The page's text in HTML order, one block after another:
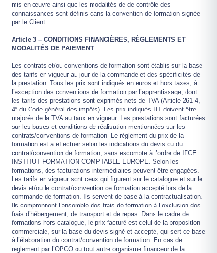
mis en œuvre ainsi que les modalités de de contrôle des
connaissances sont définis dans la convention de formation signée
par le Client.
Article 3 – CONDITIONS FINANCIÈRES, RÈGLEMENTS ET
MODALITÉS DE PAIEMENT
Les contrats et/ou conventions de formation sont établis sur la base
des tarifs en vigueur au jour de la commande et des spécificités de
la prestation. Tous les prix sont indiqués en euros et hors taxes, à
l’exception des conventions de formation par l’apprentissage, dont
les tarifs des prestations sont exprimés nets de TVA (Article 261 4,
4° du Code général des impôts). Les prix indiqués HT doivent être
majorés de la TVA au taux en vigueur. Les prestations sont facturées
sur les bases et conditions de réalisation mentionnées sur les
contrats/conventions de formation. Le règlement du prix de la
formation est à effectuer selon les indications du devis ou du
contrat/convention de formation, sans escompte à l’ordre de IFCE
INSTITUT FORMATION COMPTABLE EUROPE. Selon les
formations, des facturations intermédiaires peuvent être engagées.
Les tarifs en vigueur sont ceux qui figurent sur le catalogue et sur le
devis et/ou le contrat/convention de formation accepté lors de la
commande de formation. Ils servent de base à la contractualisation.
Ils comprennent l’ensemble des frais de formation à l’exclusion des
frais d’hébergement, de transport et de repas. Dans le cadre de
formations hors catalogue, le prix facturé est celui de la proposition
commerciale, sur la base du devis signé et accepté, qui sert de base
à l’élaboration du contrat/convention de formation. En cas de
règlement par l’OPCO ou tout autre organisme financeur de la